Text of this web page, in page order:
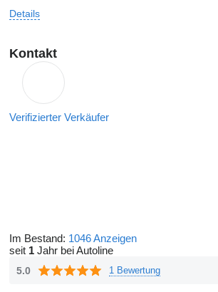
Details
Kontakt
Verifizierter Verkäufer
Im Bestand: 1046 Anzeigen
seit 1 Jahr bei Autoline
5.0 1 Bewertung